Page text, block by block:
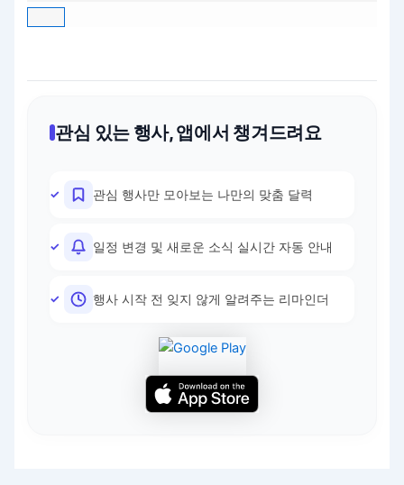
관심 있는 행사, 앱에서 챙겨드려요
관심 행사만 모아보는 나만의 맞춤 달력
일정 변경 및 새로운 소식 실시간 자동 안내
행사 시작 전 잊지 않게 알려주는 리마인더